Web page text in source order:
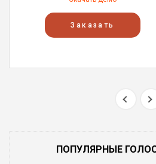
Заказать
ПОПУЛЯРНЫЕ